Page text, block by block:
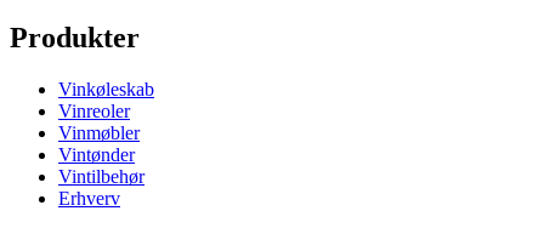
Produkter
Vinkøleskab
Vinreoler
Vinmøbler
Vintønder
Vintilbehør
Erhverv